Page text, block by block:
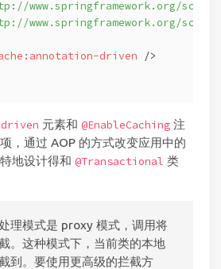
www.springframework.org/
www.springframework.org/
driven />
元素和 @EnableCaching 注
，通过 AOP 的方式改变应用中的
地设计得和 @Transactional 类
理模式是 proxy 模式，调用将
。这种模式下，当前类的本地
到。要使用更高级的拦截方